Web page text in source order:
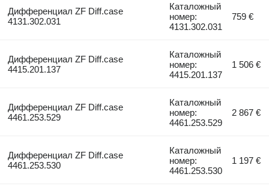
Дифференциал ZF Diff.case
4131.302.031
Каталожный
номер:
4131.302.031
759 €
Дифференциал ZF Diff.case
4415.201.137
Каталожный
номер:
4415.201.137
1 506 €
Дифференциал ZF Diff.case
4461.253.529
Каталожный
номер:
4461.253.529
2 867 €
Дифференциал ZF Diff.case
4461.253.530
Каталожный
номер:
4461.253.530
1 197 €